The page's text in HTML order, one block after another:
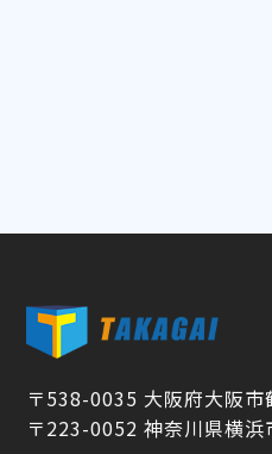
〒538-0035 大阪府大阪
〒223-0052 神奈川県横